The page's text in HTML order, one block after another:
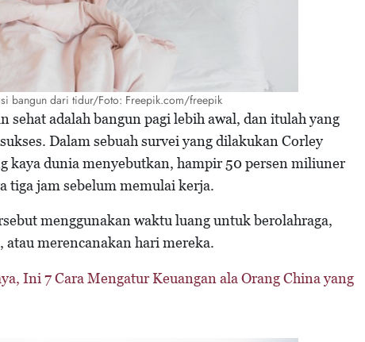
bangun dari tidur/Foto: Freepik.com/freepik
sehat adalah bangun pagi lebih awal, dan itulah yang
Dalam sebuah survei yang dilakukan Corley
kaya dunia menyebutkan, hampir 50 persen miliuner
tiga jam sebelum memulai kerja.
menggunakan waktu luang untuk berolahraga,
merencanakan hari mereka.
Ini 7 Cara Mengatur Keuangan ala Orang China yang